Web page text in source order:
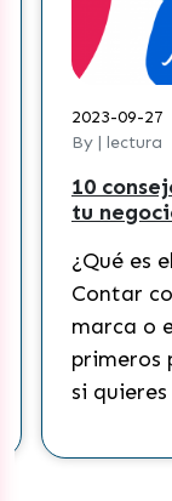
2023-09-27
By | lectura
10
tu
¿Qué es
Contar
marca o
primeros
si